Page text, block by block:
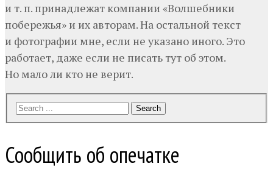
и т. п. принадлежат компании «Волшебники
побережья» и их авторам. На остальной текст
и фотографии мне, если не указано иного. Это
работает, даже если не писать тут об этом.
Но мало ли кто не верит.
Search
Сообщить об опечатке